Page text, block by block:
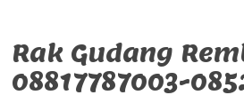
Rak Gudang
08817787003-